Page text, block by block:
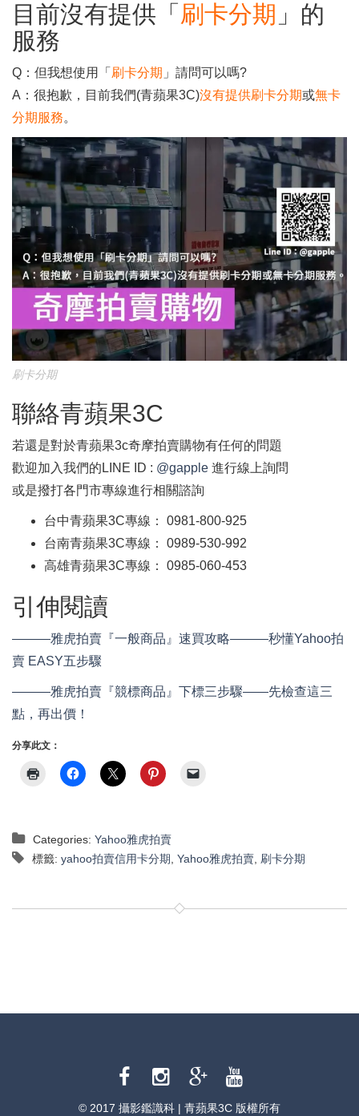
目前沒有提供「 刷卡分期 」的
服務
Q：但我想使用「 刷卡分期 」請問可以嗎?
A：很抱歉，目前我們(青蘋果3C)沒有提供刷卡分期或無卡
分期服務。
刷卡分期
聯絡青蘋果3C
若還是對於青蘋果3c奇摩拍賣購物有任何的問題
歡迎加入我們的LINE ID : @gapple 進行線上詢問
或是撥打各門市專線進行相關諮詢
台中青蘋果3C專線： 0981-800-925
台南青蘋果3C專線： 0989-530-992
高雄青蘋果3C專線： 0985-060-453
引伸閱讀
———雅虎拍賣『一般商品』速買攻略———秒懂Yahoo拍
賣 EASY五步驟
———雅虎拍賣『競標商品』下標三步驟——先檢查這三
點，再出價！
分享此文：
Categories: Yahoo雅虎拍賣
標籤: yahoo拍賣信用卡分期 Yahoo雅虎拍賣 刷卡分期
© 2017 攝影鑑識科 | 青蘋果3C 版權所有